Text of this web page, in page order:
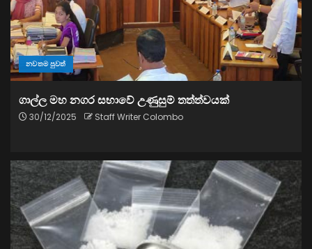
නවතම පුවත්
ගාල්ල මහ නගර සභාවේ උණුසුම් තත්ත්වයක්
30/12/2025 Staff Writer Colombo